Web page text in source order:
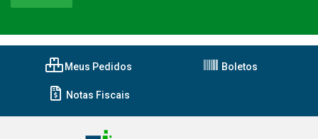
Meus Pedidos Boletos
Notas Fiscais